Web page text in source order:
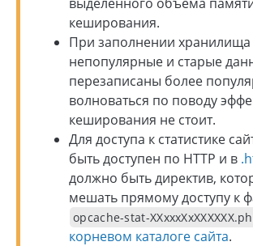
кеширования.
При заполнении хранилища
непопулярные и старые
перезаписаны более
волноваться по поводу
кеширования не стоит.
Для доступа к статистике
быть доступен по HTTP и в
должно быть директив,
мешать прямому доступу к
opcache-stat-
корневом каталоге сайта.